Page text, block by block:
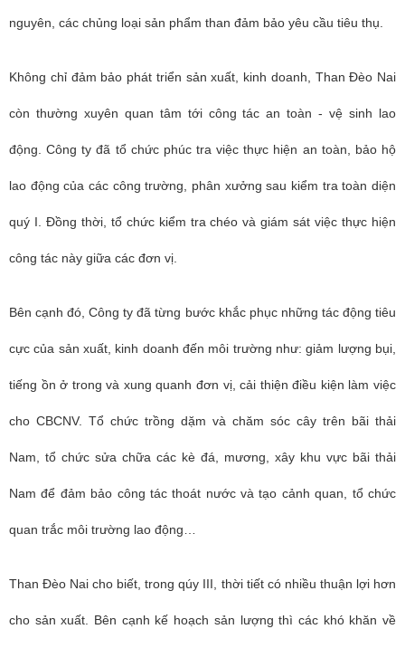
nguyên, các chủng loại sản phẩm than đảm bảo yêu cầu tiêu thụ.
Không chỉ đảm bảo phát triển sản xuất, kinh doanh, Than Đèo Nai
còn thường xuyên quan tâm tới công tác an toàn - vệ sinh lao
động. Công ty đã tổ chức phúc tra việc thực hiện an toàn, bảo hộ
lao động của các công trường, phân xưởng sau kiểm tra toàn diện
quý I. Đồng thời, tổ chức kiểm tra chéo và giám sát việc thực hiện
công tác này giữa các đơn vị.
Bên cạnh đó, Công ty đã từng bước khắc phục những tác động tiêu
cực của sản xuất, kinh doanh đến môi trường như: giảm lượng bụi,
tiếng ồn ở trong và xung quanh đơn vị, cải thiện điều kiện làm việc
cho CBCNV. Tổ chức trồng dặm và chăm sóc cây trên bãi thải
Nam, tổ chức sửa chữa các kè đá, mương, xây khu vực bãi thải
Nam để đảm bảo công tác thoát nước và tạo cảnh quan, tổ chức
quan trắc môi trường lao động…
Than Đèo Nai cho biết, trong qúy III, thời tiết có nhiều thuận lợi hơn
cho sản xuất. Bên cạnh kế hoạch sản lượng thì các khó khăn về